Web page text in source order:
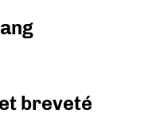
breveté